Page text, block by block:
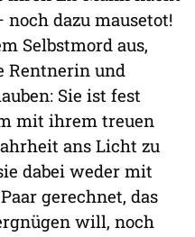
dazu mausetot!
Selbstmord aus,
Rentnerin und
Sie ist fest
mit ihrem treuen
ans Licht zu
dabei weder mit
gerechnet, das
will, noch